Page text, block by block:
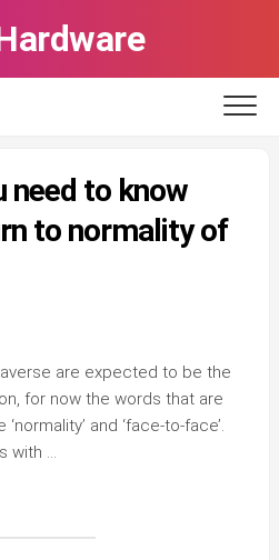
need to know
to normality of
are expected to be the
for now the words that are
and ‘face-to-face’.
with …